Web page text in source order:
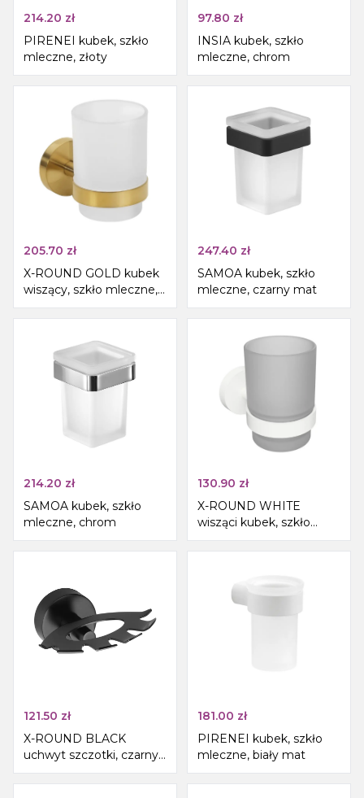
214.20 zł
PIRENEI kubek, szkło
mleczne, złoty
97.80 zł
INSIA kubek, szkło
mleczne, chrom
205.70 zł
X-ROUND GOLD kubek
wiszący, szkło mleczne,
złoto mat
247.40 zł
SAMOA kubek, szkło
mleczne, czarny mat
214.20 zł
SAMOA kubek, szkło
mleczne, chrom
130.90 zł
X-ROUND WHITE
wisząci kubek, szkło
mleczne, biały mat
121.50 zł
X-ROUND BLACK
uchwyt szczotki, czarny
mat
181.00 zł
PIRENEI kubek, szkło
mleczne, biały mat